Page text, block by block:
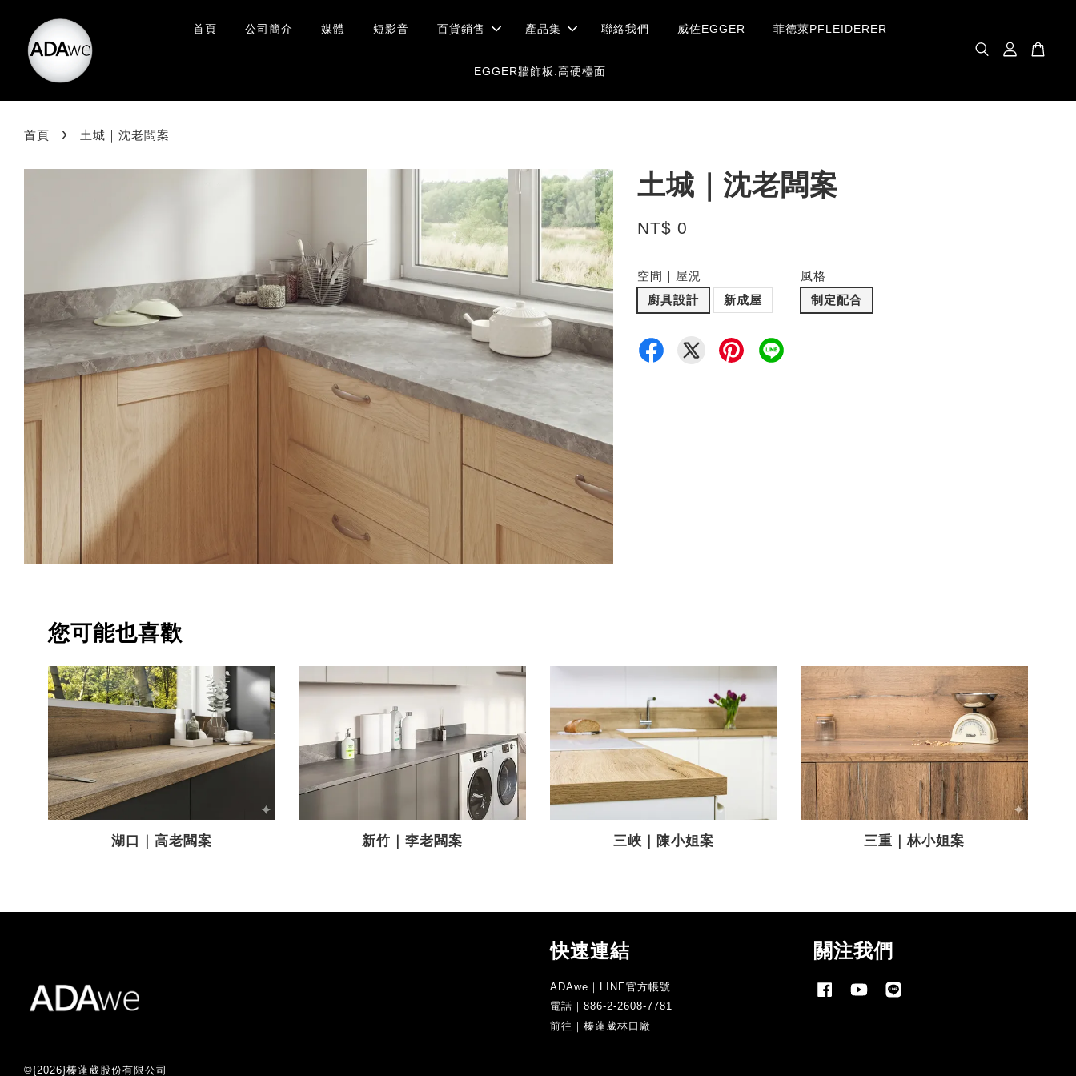
首頁 公司簡介 媒體 短影音 百貨銷售 產品集 聯絡我們 威佐EGGER 菲德萊PFLEIDERER
EGGER牆飾板.高硬檯面
首頁 › 土城｜沈老闆案
土城｜沈老闆案
NT$ 0
空間｜屋況
廚具設計
新成屋
風格
制定配合
您可能也喜歡
湖口｜高老闆案 新竹｜李老闆案 三峽｜陳小姐案 三重｜林小姐案
©{2026}榛薘葳股份有限公司
快速連結
ADAwe｜LINE官方帳號
電話｜886-2-2608-7781
前往｜榛薘葳林口廠
關注我們
FacebookYouTube